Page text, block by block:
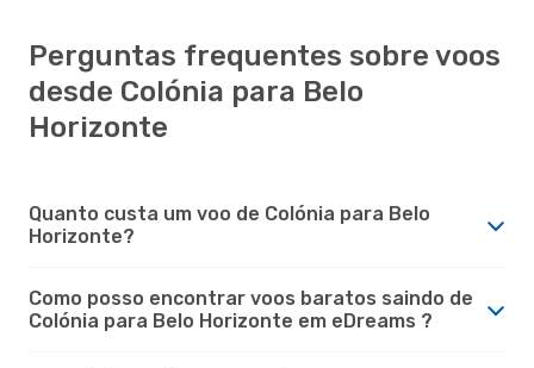
Perguntas frequentes sobre voos
desde Colónia para Belo
Horizonte
Quanto custa um voo de Colónia para Belo
Horizonte?
Como posso encontrar voos baratos saindo de
Colónia para Belo Horizonte em eDreams ?